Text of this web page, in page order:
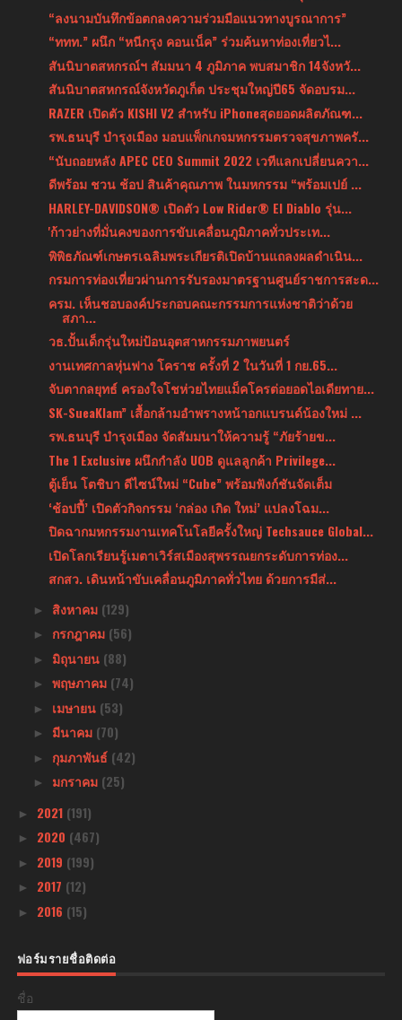
“ลงนามบันทึกข้อตกลงความร่วมมือแนวทางบูรณาการ”
“ททท.” ผนึก “หนีกรุง คอนเน็ค” ร่วมค้นหาท่องเที่ยวไ...
สันนิบาตสหกรณ์ฯ สัมมนา 4 ภูมิภาค พบสมาชิก 14จังหวั...
สันนิบาตสหกรณ์จังหวัดภูเก็ต ประชุมใหญ่ปี65 จัดอบรม...
RAZER เปิดตัว KISHI V2 สำหรับ iPhoneสุดยอดผลิตภัณฑ...
รพ.ธนบุรี บำรุงเมือง มอบแพ็กเกจมหกรรมตรวจสุขภาพครั...
“นับถอยหลัง APEC CEO Summit 2022 เวทีแลกเปลี่ยนควา...
ดีพร้อม ชวน ช้อป สินค้าคุณภาพ ในมหกรรม “พร้อมเปย์ ...
HARLEY-DAVIDSON® เปิดตัว Low Rider® El Diablo รุ่น...
'ก้าวย่างที่มั่นคงของการขับเคลื่อนภูมิภาคทั่วประเท...
พิพิธภัณฑ์เกษตรเฉลิมพระเกียรติเปิดบ้านแถลงผลดำเนิน...
กรมการท่องเที่ยวผ่านการรับรองมาตรฐานศูนย์ราชการสะด...
ครม. เห็นชอบองค์ประกอบคณะกรรมการแห่งชาติว่าด้วย
สภา...
วธ.ปั้นเด็กรุ่นใหม่ป้อนอุตสาหกรรมภาพยนตร์
งานเทศกาลหุ่นฟาง โคราช ครั้งที่ 2 ในวันที่ 1 กย.65...
จับตากลยุทธ์ ครองใจโชห่วยไทยแม็คโครต่อยอดไอเดียทาย...
SK-SueaKlam” เสื้อกล้ามอำพรางหน้าอกแบรนด์น้องใหม่ ...
รพ.ธนบุรี บำรุงเมือง จัดสัมมนาให้ความรู้ “ภัยร้ายข...
The 1 Exclusive ผนึกกำลัง UOB ดูแลลูกค้า Privilege...
ตู้เย็น โตชิบา ดีไซน์ใหม่ “Cube” พร้อมฟังก์ชันจัดเต็ม
‘ช้อปปี้’ เปิดตัวกิจกรรม ‘กล่อง เกิด ใหม่’ แปลงโฉม...
ปิดฉากมหกรรมงานเทคโนโลยีครั้งใหญ่ Techsauce Global...
เปิดโลกเรียนรู้เมตาเวิร์สเมืองสุพรรณยกระดับการท่อง...
สกสว. เดินหน้าขับเคลื่อนภูมิภาคทั่วไทย ด้วยการมีส่...
► สิงหาคม (129)
► กรกฎาคม (56)
► มิถุนายน (88)
► พฤษภาคม (74)
► เมษายน (53)
► มีนาคม (70)
► กุมภาพันธ์ (42)
► มกราคม (25)
► 2021 (191)
► 2020 (467)
► 2019 (199)
► 2017 (12)
► 2016 (15)
ฟอร์มรายชื่อติดต่อ
ชื่อ